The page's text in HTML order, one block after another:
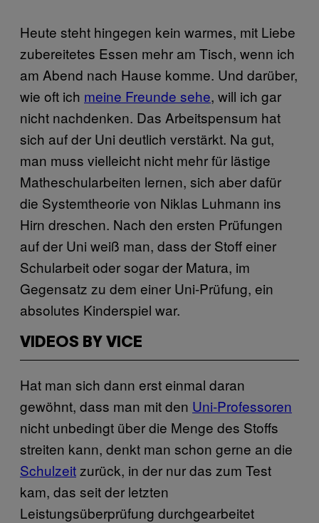
Heute steht hingegen kein warmes, mit Liebe
zubereitetes Essen mehr am Tisch, wenn ich
am Abend nach Hause komme. Und darüber,
wie oft ich meine Freunde sehe, will ich gar
nicht nachdenken. Das Arbeitspensum hat
sich auf der Uni deutlich verstärkt. Na gut,
man muss vielleicht nicht mehr für lästige
Matheschularbeiten lernen, sich aber dafür
die Systemtheorie von Niklas Luhmann ins
Hirn dreschen. Nach den ersten Prüfungen
auf der Uni weiß man, dass der Stoff einer
Schularbeit oder sogar der Matura, im
Gegensatz zu dem einer Uni-Prüfung, ein
absolutes Kinderspiel war.
VIDEOS BY VICE
Hat man sich dann erst einmal daran
gewöhnt, dass man mit den Uni-Professoren
nicht unbedingt über die Menge des Stoffs
streiten kann, denkt man schon gerne an die
Schulzeitzurück, in der nur das zum Test
kam, das seit der letzten
Leistungsüberprüfung durchgearbeitet